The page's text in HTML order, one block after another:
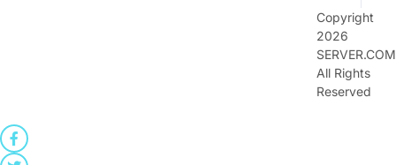
Copyright
2026
All Rights
Reserved